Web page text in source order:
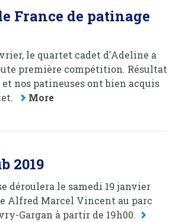
France de patinage
le quartet cadet d'Adeline a
première compétition. Résultat
nos patineuses ont bien acquis
More
2019
déroulera le samedi 19 janvier
Alfred Marcel Vincent au parc
Gargan à partir de 19h00.